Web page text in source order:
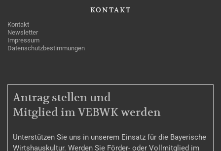
KONTAKT
Kontakt
Newsletter
Impressum
Datenschutzbestimmungen
MITGLIEDSCHAFT
Antrag stellen und
Mitglied im VEBWK werden
Unterstützen Sie uns in unserem Einsatz für die Bayerische
Wirtshauskultur. Werden Sie Förder- oder Vollmitglied im